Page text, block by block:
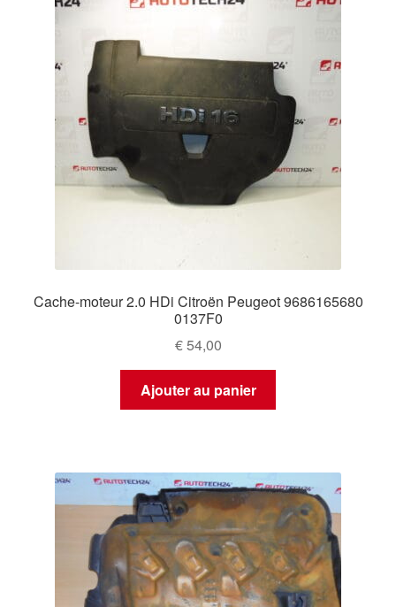
Cache-moteur 2.0 HDi Citroën Peugeot 9686165680
0137F0
€54,00
Ajouter au panier